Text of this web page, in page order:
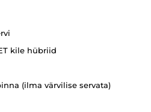
kile hübriid
(ilma värvilise servata)